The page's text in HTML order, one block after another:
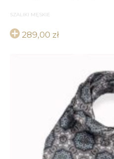
SZALIKI MĘSKIE
289,00 zł